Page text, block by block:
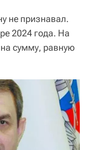
не признавал.
2024 года. На
сумму, равную